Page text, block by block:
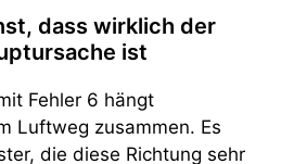
dass wirklich der
ist
Fehler 6 hängt
Luftweg zusammen. Es
die diese Richtung sehr